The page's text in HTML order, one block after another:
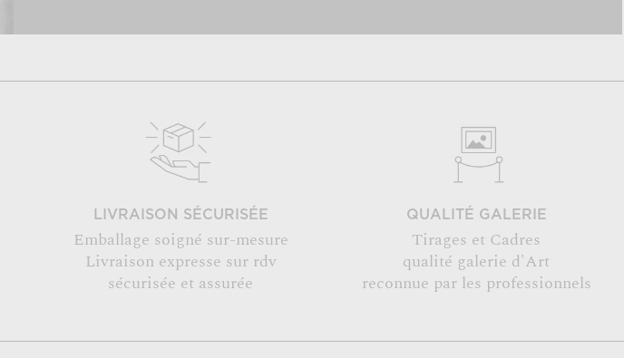
LIVRAISON SÉCURISÉE
Emballage soigné sur-mesure
Livraison expresse sur rdv
sécurisée et assurée
QUALITÉ GALERIE
Tirages et Cadres
qualité galerie d'Art
reconnue par les professionnels